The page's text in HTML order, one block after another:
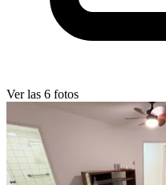
Ver las 6 fotos